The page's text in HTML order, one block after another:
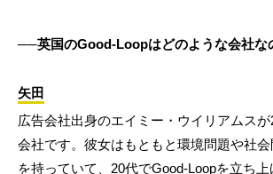
──英国のGood-Loopはどのような会社な
矢田
広告会社出身のエイミー・ウイリアムス
会社です。彼女はもともと環境問題や社
を持っていて、20代でGood-Loopを立ち